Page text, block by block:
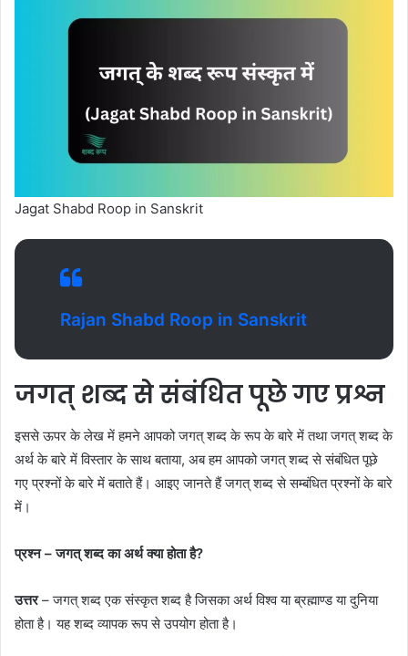
Jagat Shabd Roop in Sanskrit
Rajan Shabd Roop in Sanskrit
जगत् शब्द से संबंधित पूछे गए प्रश्न
इससे ऊपर के लेख में हमने आपको जगत् शब्द के रूप के बारे में तथा जगत् शब्द के
अर्थ के बारे में विस्तार के साथ बताया, अब हम आपको जगत् शब्द से संबंधित पूछे
गए प्रश्नों के बारे में बताते हैं। आइए जानते हैं जगत् शब्द से सम्बंधित प्रश्नों के बारे
में।
प्रश्न – जगत् शब्द का अर्थ क्या होता है?
उत्तर– जगत् शब्द एक संस्कृत शब्द है जिसका अर्थ विश्व या ब्रह्माण्ड या दुनिया
होता है। यह शब्द व्यापक रूप से उपयोग होता है।